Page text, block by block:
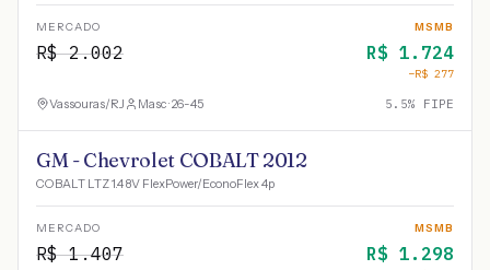
MERCADO
R$2.002
MSMB
R$ 1.724
−R$ 277
Vassouras/RJ Masc · 26-45 5.5% FIPE
GM - Chevrolet COBALT 2012
COBALT LTZ 1.4 8V FlexPower/EconoFlex 4p
MERCADO
R$1.407
MSMB
R$ 1.298